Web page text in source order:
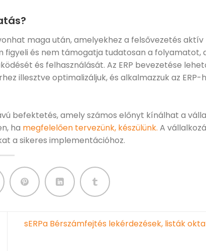
maga után, amelyekhez a felsővezetés aktív
figyeli és nem támogatja tudatosan a folyamatot,
és felhasználását. Az ERP bevezetése
illesztve optimalizáljuk, és alkalmazzuk az ERP-
befektetés, amely számos előnyt kínálhat a
ha megfelelően tervezünk, készülünk. A
a sikeres implementációhoz.
sERPa Bérszámfejtés lekérdezések, listák